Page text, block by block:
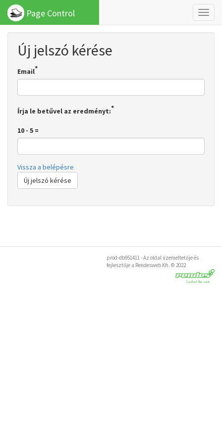
Page Control
Új jelszó kérése
Email
Írja le betűvel az eredményt:
10 - 5 =
Vissza a belépésre
Új jelszó kérése
prod-db951411 -Az oldal üzemeltetője és
fejlesztője a Rendesweb Kft. © 2022